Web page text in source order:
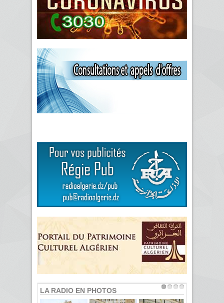
LA RADIO EN PHOTOS